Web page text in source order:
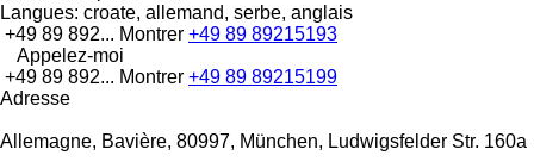
Langues: croate, allemand, serbe, anglais
+49 89 892... Montrer +49 89 89215193
Appelez-moi
+49 89 892... Montrer +49 89 89215199
Adresse
Allemagne, Bavière, 80997, München, Ludwigsfelder Str. 160a